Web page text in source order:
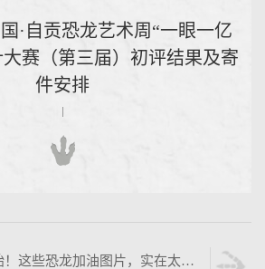
·自贡恐龙艺术周“一眼一亿
赛（第三届）初评结果及寄
件安排
征稿结束，投票开始！这些恐龙加油图片，实在太酷啦！